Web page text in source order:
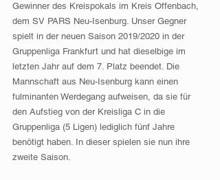
Gewinner des Kreispokals im Kreis Offenbach,
dem SV PARS Neu-Isenburg. Unser Gegner
spielt in der neuen Saison 2019/2020 in der
Gruppenliga Frankfurt und hat dieselbige im
letzten Jahr auf dem 7. Platz beendet. Die
Mannschaft aus Neu-Isenburg kann einen
fulminanten Werdegang aufweisen, da sie für
den Aufstieg von der Kreisliga C in die
Gruppenliga (5 Ligen) lediglich fünf Jahre
benötigt haben. In dieser spielen sie nun ihre
zweite Saison.